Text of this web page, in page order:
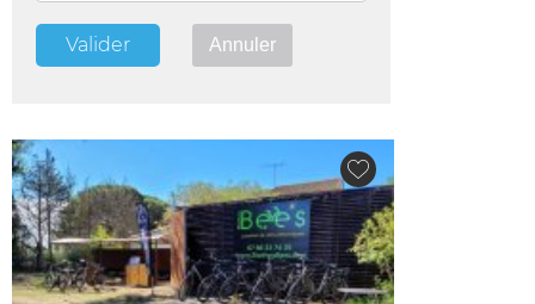
Valider Annuler